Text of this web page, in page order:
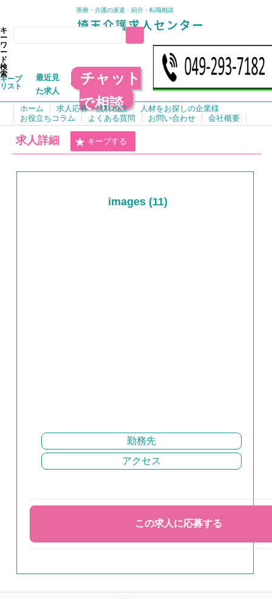
医療・介護の派遣・紹介・転職相談
キ
ー
ワ
ー
ド
検
索
キープ
リスト
最近見
た求人
チャット
で相談
ホーム 求人応募・無料相談
人材をお探しの企業様
お役立ちコラム
よくある質問 お問い合わせ 会社概要
求人詳細 キープする
images (11)
勤務先
アクセス